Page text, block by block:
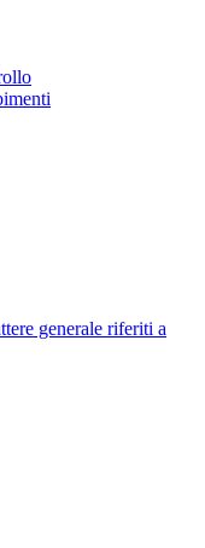
generale riferiti a